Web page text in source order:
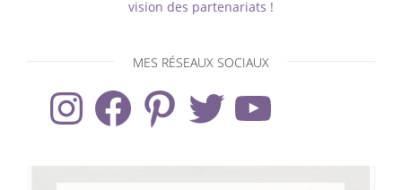
vision des partenariats !
MES RÉSEAUX SOCIAUX
InstagramFacebook PinterestTwitter YouTube